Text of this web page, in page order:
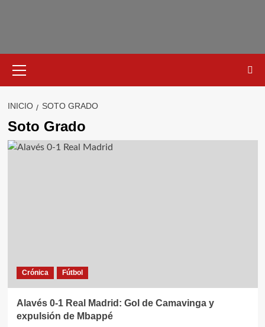
primario
INICIO SOTO GRADO
Soto Grado
Crónica Fútbol
Alavés 0-1 Real Madrid: Gol de Camavinga y
expulsión de Mbappé